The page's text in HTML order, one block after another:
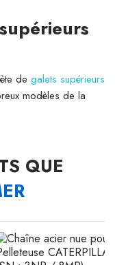
de galets supérieurs
modèles de la
QUE